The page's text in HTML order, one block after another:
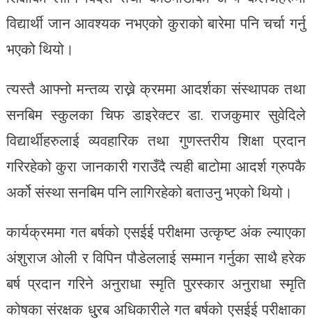
विद्यार्थी जान आवश्यक नभएको कुराको बारेमा पनि चर्चा गर्नु
भएको थियो।
त्यस्तै आफ्नो मन्तव्य राख्ने क्रममा आदर्शका संस्थापक तथा
सनबिम स्कुलका चिफ डाइरेक्टर डा. राजकुमार सुवेदिले
विद्यार्थीहरुलाई व्यवहारिक तथा गुणस्तरीय शिक्षा प्रदान
गरिरहेको कुरा जानकारी गराउँदै त्यही बाटोमा आदर्श ग्रुपकै
अर्को संस्था सनबिम पनि लागिरहेको बताउनु भएको थियो।
कार्यक्रममा गत बर्षको एसईई परीक्षमा उत्कृष्ट अंक ल्याएका
अंशुराज ओली र विपिन पौडेललाई सम्मान गर्नुका साथै हरेक
बर्ष प्रदान गरिने अनुराधा स्मृति पुरस्कार अनुराधा स्मृति
कोषका संरक्षक धु्रब अधिकारीले गत बर्षको एसईई परीक्षाका